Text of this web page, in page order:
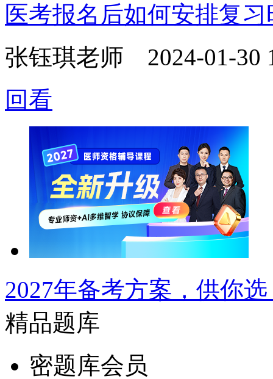
医考报名后如何安排复习
张钰琪老师 2024-01-30
回看
2027年备考方案，供你
精品题库
密题库会员